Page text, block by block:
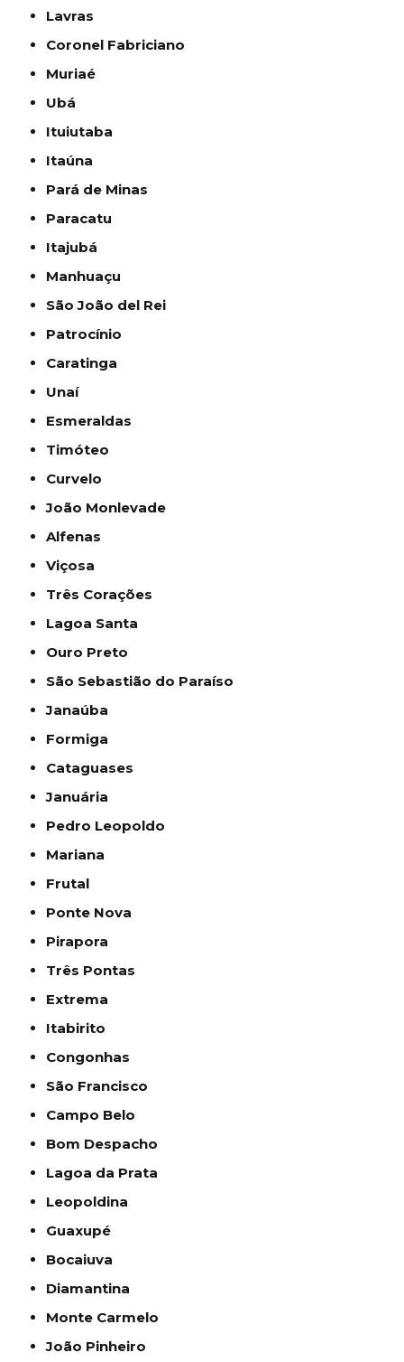
Lavras
Coronel Fabriciano
Muriaé
Ubá
Ituiutaba
Itaúna
Pará de Minas
Paracatu
Itajubá
Manhuaçu
São João del Rei
Patrocínio
Caratinga
Unaí
Esmeraldas
Timóteo
Curvelo
João Monlevade
Alfenas
Viçosa
Três Corações
Lagoa Santa
Ouro Preto
São Sebastião do Paraíso
Janaúba
Formiga
Cataguases
Januária
Pedro Leopoldo
Mariana
Frutal
Ponte Nova
Pirapora
Três Pontas
Extrema
Itabirito
Congonhas
São Francisco
Campo Belo
Bom Despacho
Lagoa da Prata
Leopoldina
Guaxupé
Bocaiuva
Diamantina
Monte Carmelo
João Pinheiro